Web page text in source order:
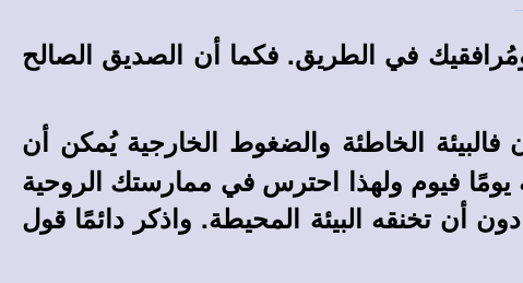
في الطريق. فكما أن الصديق الصالح
فالبيئة الخاطئة والضغوط الخارجية يُمكن أن
يومًا فيوم ولهذا احترس في ممارستك الروحية
تخنقه البيئة المحيطة. واذكر دائمًا قول